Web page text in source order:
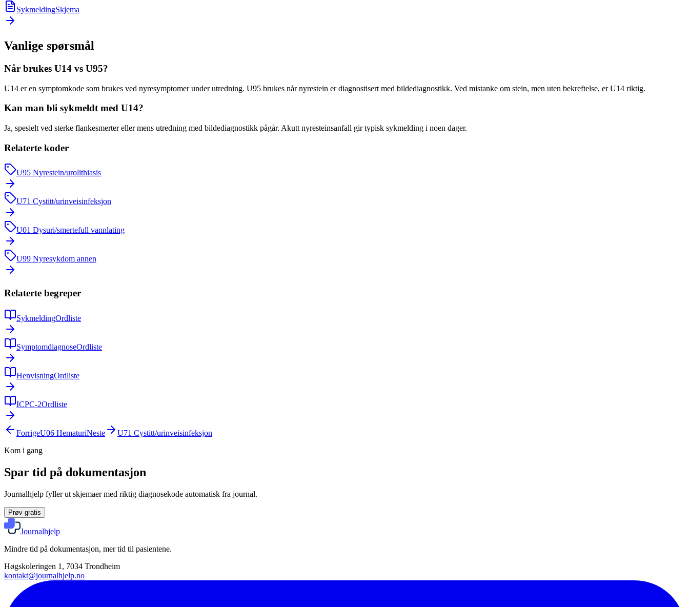
SykmeldingSkjema
Vanlige spørsmål
Når brukes U14 vs U95?
U14 er en symptomkode som brukes ved nyresymptomer under utredning. U95 brukes når nyrestein er diagnostisert med bildediagnostikk. Ved mistanke om stein, men uten bekreftelse, er U14 riktig.
Kan man bli sykmeldt med U14?
Ja, spesielt ved sterke flankesmerter eller mens utredning med bildediagnostikk pågår. Akutt nyresteinsanfall gir typisk sykmelding i noen dager.
Relaterte koder
U95 Nyrestein/urolithiasis
U71 Cystitt/urinveisinfeksjon
U01 Dysuri/smertefull vannlating
U99 Nyresykdom annen
Relaterte begreper
SykmeldingOrdliste
SymptomdiagnoseOrdliste
HenvisningOrdliste
ICPC-2Ordliste
ForrigeU06 HematuriNeste U71 Cystitt/urinveisinfeksjon
Kom i gang
Spar tid på dokumentasjon
Journalhjelp fyller ut skjemaer med riktig diagnosekode automatisk fra journal.
Prøv gratis
Journalhjelp
Mindre tid på dokumentasjon, mer tid til pasientene.
Høgskoleringen 1, 7034 Trondheim
kontakt@journalhjelp.no